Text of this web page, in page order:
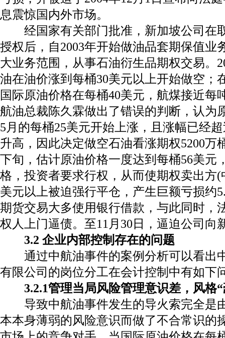
息震惊国内外市场。
经国家有关部门批准，新加坡公司在
授权后，自2003年开始做油品套期保值业
大业务范围，从事石油衍生品期权交易。
油在油价涨到每桶30美元以上开始做空；
国际原油价格在每桶40美元，航煤接近每
航油总裁陈久霖做出了错误的判断，认为
5 月的每桶25美元开始上涨，且涨幅已经
升高，因此决定做空石油看涨期权5200万
下旬，估计原油价格一度达到每桶56美元
格，投资者要求行权，从而使期权卖出方
美元以上被迫强行平仓，产生巨额亏损约
期货交易大多使用银行借款，与此同时，
权人上门逼债。至11 月 30 日，逼迫公司向
3.2 企业内部控制存在的问题
通过中航油事件的案例分析可以看出
有限公司的岗位分工在会计控制中有如下
3.2.1管理当局风险管理意识差，风格
导致中航油事件发生的导火索完全是
本本身薄弱的风险意识而做了不合常识的